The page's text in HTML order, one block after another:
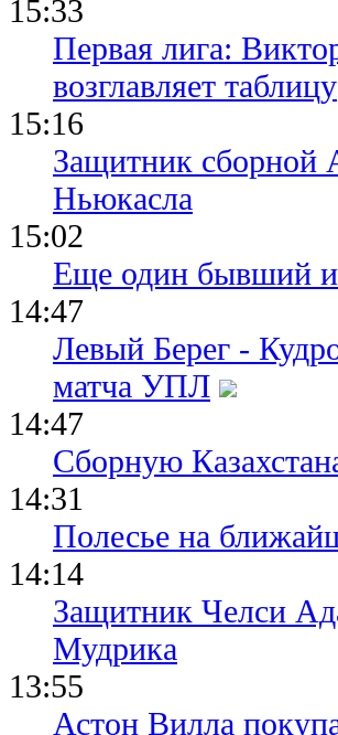
15:33
Первая лига:
возглавляет таблицу
15:16
Защитник сборной
Ньюкасла
15:02
Еще один бывший
14:47
Левый Берег -
матча УПЛ
14:47
Сборную
14:31
Полесье на
14:14
Защитник Челси
Мудрика
13:55
Астон Вилла